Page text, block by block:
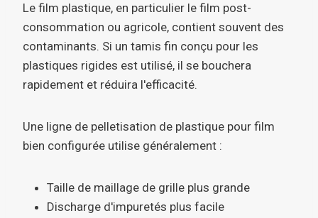
Le film plastique, en particulier le film post-
consommation ou agricole, contient souvent des
contaminants. Si un tamis fin conçu pour les
plastiques rigides est utilisé, il se bouchera
rapidement et réduira l'efficacité.
Une ligne de pelletisation de plastique pour film
bien configurée utilise généralement :
Taille de maillage de grille plus grande
Discharge d'impuretés plus facile